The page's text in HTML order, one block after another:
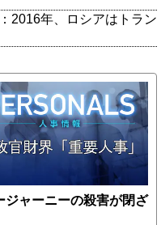
2016年、ロシアはトラン
ジャーニーの殺害が閉ざ